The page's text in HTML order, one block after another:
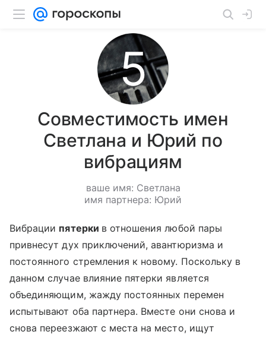
Совместимость имен
Светлана и Юрий по
вибрациям
ваше имя: Светлана
имя партнера: Юрий
Вибрации пятерки в отношения любой пары
привнесут дух приключений, авантюризма и
постоянного стремления к новому. Поскольку в
данном случае влияние пятерки является
объединяющим, жажду постоянных перемен
испытывают оба партнера. Вместе они снова и
снова переезжают с места на место, ищут